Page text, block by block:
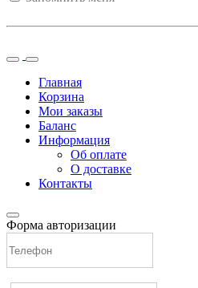
Главная
Корзина
Мои заказы
Баланс
Информация
Об оплате
О доставке
Контакты
Форма авторизации